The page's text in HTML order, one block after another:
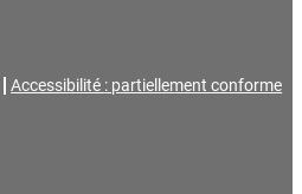
Accessibilité : partiellement conforme